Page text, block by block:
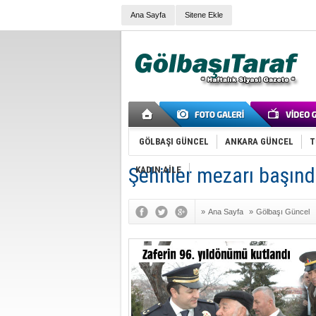
Ana Sayfa Sitene Ekle
GÖLBAŞI GÜNCEL ANKARA GÜNCEL
KADIN AİLE
Şehitler mezarı
» Ana Sayfa » Gölbaşı Güncel